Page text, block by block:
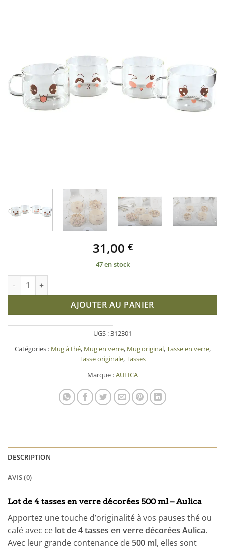
31,00 €
47 en stock
quantité de Lot de 4 mugs à thé en verre décoré 500ml - Aulica
AJOUTER AU PANIER
UGS :312301
Catégories : Mug à thé, Mug en verre, Mug original,Tasse en verre,
Tasse originale,Tasses
Marque :AULICA
DESCRIPTION
AVIS (0)
Lot de 4 tasses en verre décorées 500 ml – Aulica
Apportez une touche d’originalité à vos pauses thé ou
café avec ce lot de 4 tasses en verre décorées Aulica.
Avec leur grande contenance de 500 ml, elles sont